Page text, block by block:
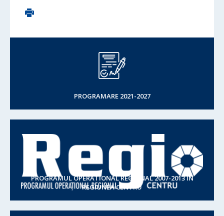
PROGRAMARE 2021-2027
PROGRAMUL OPERATIONAL REGIONAL 2007-2013 IN
REGIUNEA CENTRU